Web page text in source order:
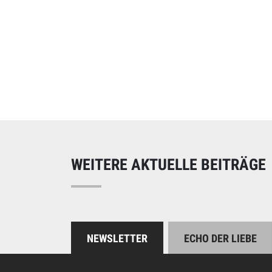
WEITERE AKTUELLE BEITRÄGE
NEWSLETTER ECHO DER LIEBE